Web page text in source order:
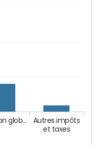
Autres impôts
et taxes
glob…